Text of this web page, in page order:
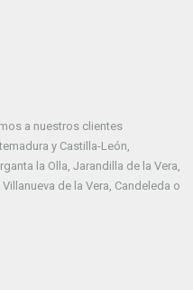
a nuestros clientes
y Castilla-León,
la Olla, Jarandilla de la Vera,
de la Vera, Candeleda o